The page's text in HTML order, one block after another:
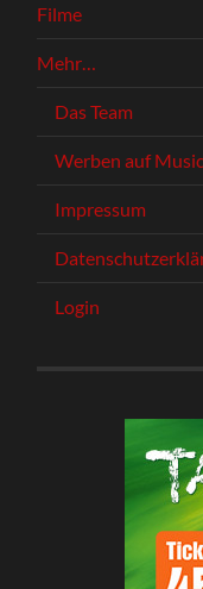
Filme
Mehr…
Das Team
Werben auf
Impressum
Login